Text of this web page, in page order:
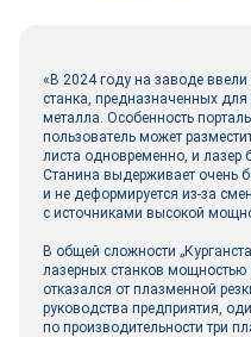
«В 2024 году на заводе
станка, предназначенных
металла. Особенность
пользователь может
листа одновременно, и лазер
Станина выдерживает очень
и не деформируется из-за
с источниками высокой
В общей сложности
лазерных станков
отказался от плазменной
руководства предприятия,
по производительности три